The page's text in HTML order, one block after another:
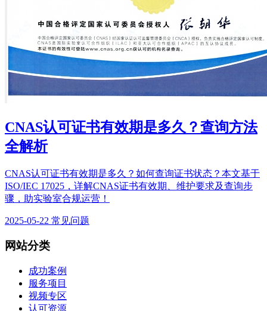
CNAS认可证书有效期是多久？查询方法
全解析
CNAS认可证书有效期是多久？如何查询证书状态？本文基于
ISO/IEC 17025，详解CNAS证书有效期、维护要求及查询步
骤，助实验室合规运营！
2025-05-22 常见问题
网站分类
成功案例
服务项目
视频专区
认可资源